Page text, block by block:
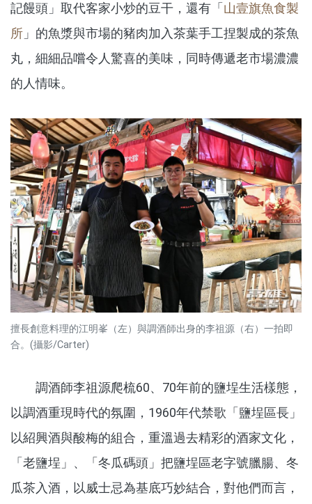
記饅頭」取代客家小炒的豆干，還有「 山壹旗魚食製
所 」的魚漿與市場的豬肉加入茶葉手工捏製成的茶魚
丸，細細品嚐令人驚喜的美味，同時傳遞老市場濃濃
的人情味。
擅長創意料理的江明峯（左）與調酒師出身的李祖源（右）一拍即
合。(攝影/Carter)
調酒師李祖源爬梳60、70年前的鹽埕生活樣態，
以調酒重現時代的氛圍，1960年代禁歌「鹽埕區長」
以紹興酒與酸梅的組合，重溫過去精彩的酒家文化，
「老鹽埕」、「冬瓜碼頭」把鹽埕區老字號臘腸、冬
瓜茶入酒，以威士忌為基底巧妙結合，對他們而言，